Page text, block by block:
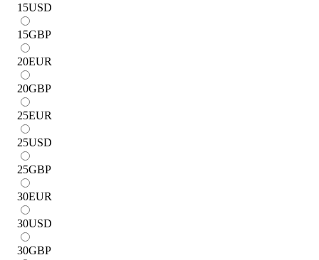
15USD
15GBP
20EUR
20GBP
25EUR
25USD
25GBP
30EUR
30USD
30GBP